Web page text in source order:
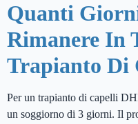
Quanti
Rimanere In
Trapianto Di
Per un trapianto di capelli
un soggiorno di 3 giorni. Il